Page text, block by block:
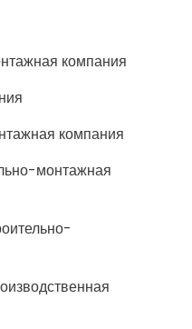
компания
компания
монтажная